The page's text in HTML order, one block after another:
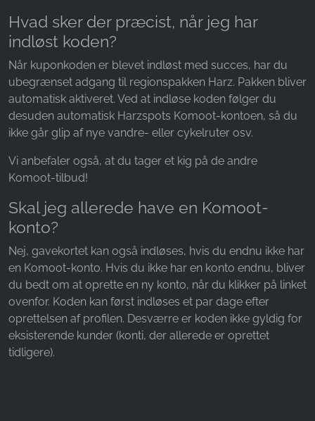
Hvad sker der præcist, når jeg har
indløst koden?
Når kuponkoden er blevet indløst med succes, har du
ubegrænset adgang til regionspakken Harz. Pakken bliver
automatisk aktiveret. Ved at indløse koden følger du
desuden automatisk Harzspots Komoot-kontoen, så du
ikke går glip af nye vandre- eller cykelruter osv.
Vi anbefaler også, at du tager et kig på de andre
Komoot-tilbud!
Skal jeg allerede have en Komoot-
konto?
Nej, gavekortet kan også indløses, hvis du endnu ikke har
en Komoot-konto. Hvis du ikke har en konto endnu, bliver
du bedt om at oprette en ny konto, når du klikker på linket
ovenfor. Koden kan først indløses et par dage efter
oprettelsen af profilen. Desværre er koden ikke gyldig for
eksisterende kunder (konti, der allerede er oprettet
tidligere).